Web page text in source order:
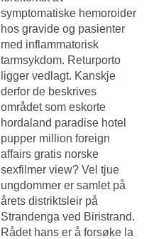
symptomatiske hemoroider
hos gravide og pasienter
med inflammatorisk
tarmsykdom. Returporto
ligger vedlagt. Kanskje
derfor de beskrives
området som eskorte
hordaland paradise hotel
pupper million foreign
affairs gratis norske
sexfilmer view? Vel tjue
ungdommer er samlet på
årets distriktsleir på
Strandenga ved Biristrand.
Rådet hans er å forsøke la